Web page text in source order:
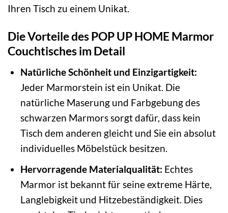
Ihren Tisch zu einem Unikat.
Die Vorteile des POP UP HOME Marmor
Couchtisches im Detail
Natürliche Schönheit und Einzigartigkeit:
Jeder Marmorstein ist ein Unikat. Die
natürliche Maserung und Farbgebung des
schwarzen Marmors sorgt dafür, dass kein
Tisch dem anderen gleicht und Sie ein absolut
individuelles Möbelstück besitzen.
Hervorragende Materialqualität: Echtes
Marmor ist bekannt für seine extreme Härte,
Langlebigkeit und Hitzebeständigkeit. Dies